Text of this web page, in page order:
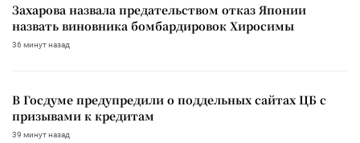
Захарова назвала предательством отказ Японии
назвать виновника бомбардировок Хиросимы
36 минут назад
В Госдуме предупредили о поддельных сайтах ЦБ с
призывами к кредитам
39 минут назад